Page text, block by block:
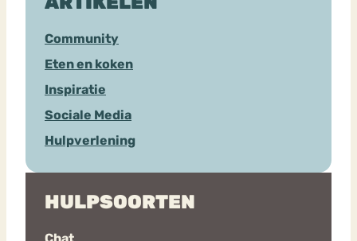
Community
Eten en koken
Inspiratie
Sociale Media
Hulpverlening
HULPSOORTEN
Chat